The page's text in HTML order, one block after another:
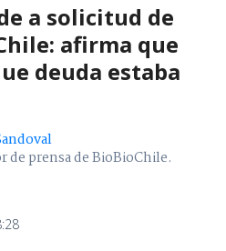
a solicitud de
afirma que
deuda estaba
de prensa de BioBioChile.